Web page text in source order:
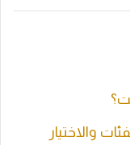
والاختيار